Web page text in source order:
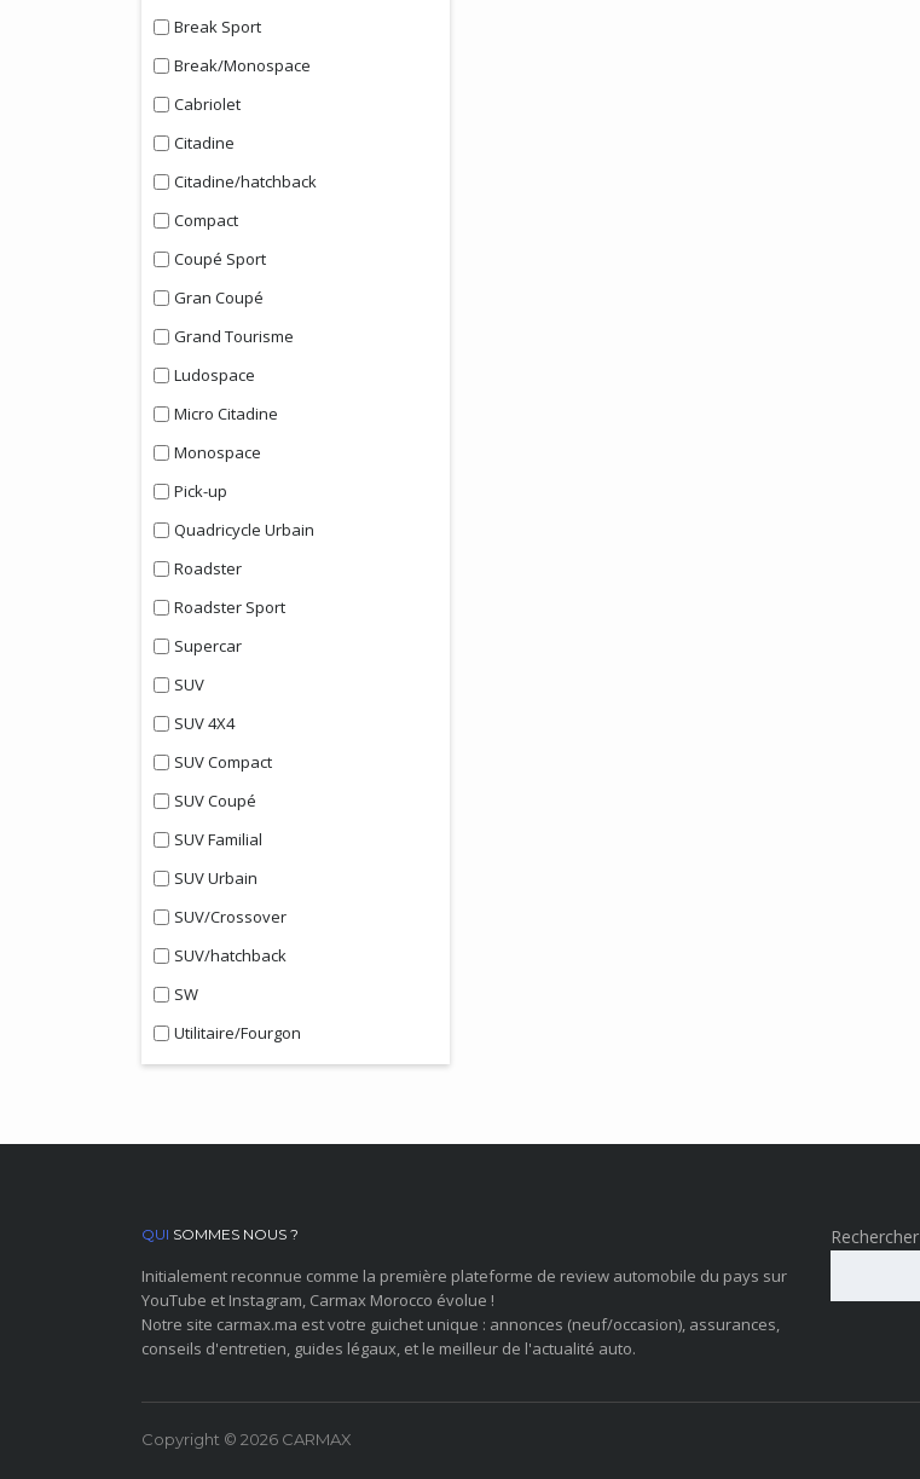
Break Sport
Break/Monospace
Cabriolet
Citadine
Citadine/hatchback
Compact
Coupé Sport
Gran Coupé
Grand Tourisme
Ludospace
Micro Citadine
Monospace
Pick-up
Quadricycle Urbain
Roadster
Roadster Sport
Supercar
SUV
SUV 4X4
SUV Compact
SUV Coupé
SUV Familial
SUV Urbain
SUV/Crossover
SUV/hatchback
SW
Utilitaire/Fourgon
QUI SOMMES NOUS ?
Initialement reconnue comme la première plateforme de review automobile du pays sur
YouTube et Instagram, Carmax Morocco évolue !
Notre site carmax.ma est votre guichet unique : annonces (neuf/occasion), assurances,
conseils d'entretien, guides légaux, et le meilleur de l'actualité auto.
Rechercher
Copyright © 2026 CARMAX